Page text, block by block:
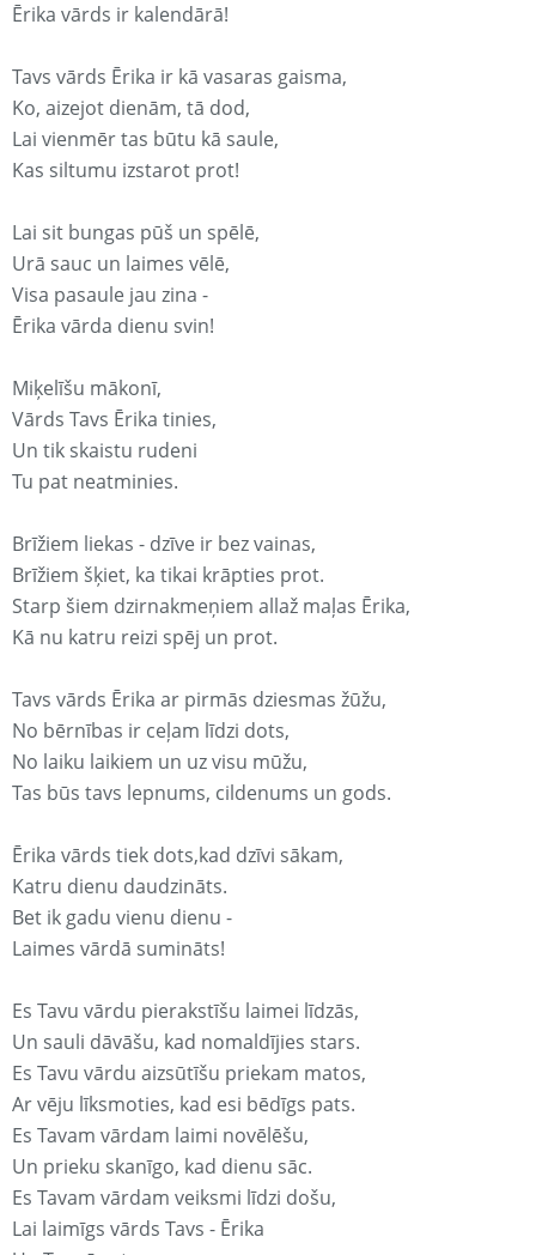
Ērika vārds ir kalendārā!
Tavs vārds Ērika ir kā vasaras gaisma,
Ko, aizejot dienām, tā dod,
Lai vienmēr tas būtu kā saule,
Kas siltumu izstarot prot!
Lai sit bungas pūš un spēlē,
Urā sauc un laimes vēlē,
Visa pasaule jau zina -
Ērika vārda dienu svin!
Miķelīšu mākonī,
Vārds Tavs Ērika tinies,
Un tik skaistu rudeni
Tu pat neatminies.
Brīžiem liekas - dzīve ir bez vainas,
Brīžiem šķiet, ka tikai krāpties prot.
Starp šiem dzirnakmeņiem allaž maļas Ērika,
Kā nu katru reizi spēj un prot.
Tavs vārds Ērika ar pirmās dziesmas žūžu,
No bērnības ir ceļam līdzi dots,
No laiku laikiem un uz visu mūžu,
Tas būs tavs lepnums, cildenums un gods.
Ērika vārds tiek dots,kad dzīvi sākam,
Katru dienu daudzināts.
Bet ik gadu vienu dienu -
Laimes vārdā sumināts!
Es Tavu vārdu pierakstīšu laimei līdzās,
Un sauli dāvāšu, kad nomaldījies stars.
Es Tavu vārdu aizsūtīšu priekam matos,
Ar vēju līksmoties, kad esi bēdīgs pats.
Es Tavam vārdam laimi novēlēšu,
Un prieku skanīgo, kad dienu sāc.
Es Tavam vārdam veiksmi līdzi došu,
Lai laimīgs vārds Tavs - Ērika